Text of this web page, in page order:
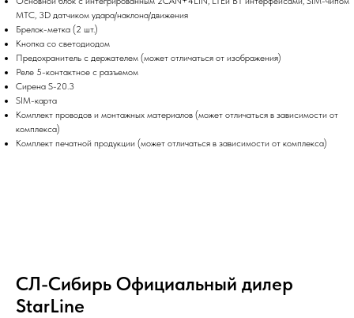
МТС, 3D датчиком удара/наклона/движения
Брелок-метка (2 шт.)
Кнопка со светодиодом
Предохранитель с держателем (может отличаться от изображения)
Реле 5-контактное с разъемом
Сирена S-20.3
SIM-карта
Комплект проводов и монтажных материалов (может отличаться в зависимости от
комплекса)
Комплект печатной продукции (может отличаться в зависимости от комплекса)
СЛ-Сибирь Официальный дилер
StarLine